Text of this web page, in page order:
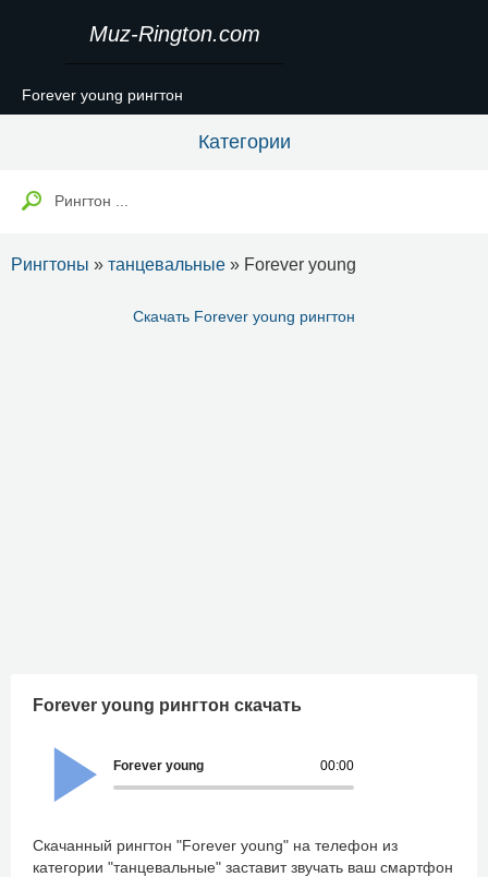
Muz-Rington.com
Forever young рингтон
Категории
Рингтоны » танцевальные » Forever young
Скачать Forever young рингтон
Forever young рингтон скачать
00:00
Forever young
Скачанный рингтон "Forever young" на телефон из
категории "танцевальные" заставит звучать ваш смартфон